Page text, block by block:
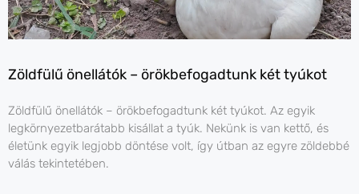
Zöldfülű önellátók – örökbefogadtunk két tyúkot
Zöldfülű önellátók – örökbefogadtunk két tyúkot. Az egyik
legkörnyezetbarátabb kisállat a tyúk. Nekünk is van kettő, és
életünk egyik legjobb döntése volt, így útban az egyre zöldebbé
válás tekintetében.